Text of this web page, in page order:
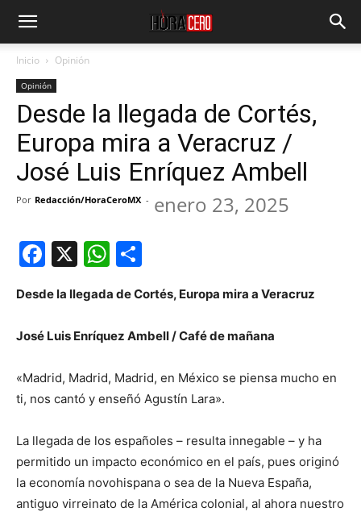
Inicio Opinión
Opinión
Desde la llegada de Cortés,
Europa mira a Veracruz /
José Luis Enríquez Ambell
Por Redacción/HoraCeroMX - enero 23, 2025
Facebook
X WhatsApp
Desde la llegada de Cortés, Europa mira a Veracruz
José Luis Enríquez Ambell / Café de mañana
«Madrid, Madrid, Madrid, en México se piensa mucho en
ti, nos cantó y enseñó Agustín Lara».
La llegada de los españoles – resulta innegable – y ha
permitido un impacto económico en el país, pues originó
la economía novohispana o sea de la Nueva España,
antiguo virreinato de la América colonial, al ahora nuestro